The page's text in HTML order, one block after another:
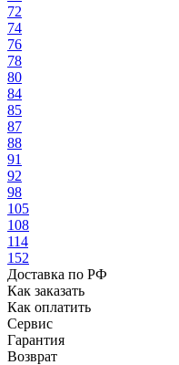
72
74
76
78
80
84
85
87
88
91
92
98
105
108
114
152
Доставка по РФ
Как заказать
Как оплатить
Сервис
Гарантия
Возврат